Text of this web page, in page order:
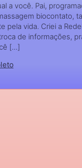
a você. Pai,
biocontato,
pela vida. Criei a
de informações,
[...]